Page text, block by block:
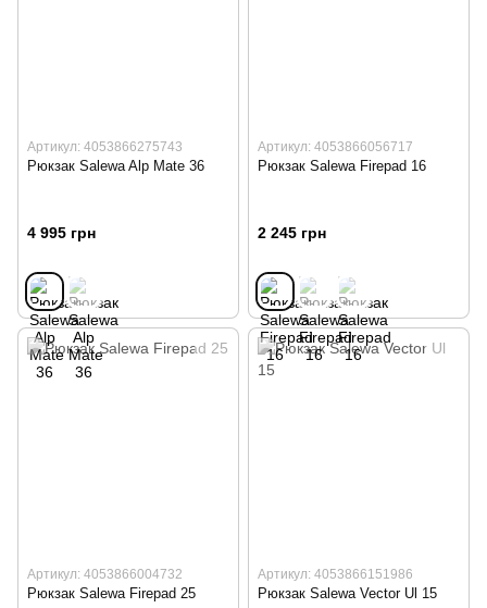
Артикул: 4053866275743
Рюкзак Salewa Alp Mate 36
4 995 грн
Артикул: 4053866056717
Рюкзак Salewa Firepad 16
2 245 грн
Артикул: 4053866004732
Рюкзак Salewa Firepad 25
Артикул: 4053866151986
Рюкзак Salewa Vector Ul 15